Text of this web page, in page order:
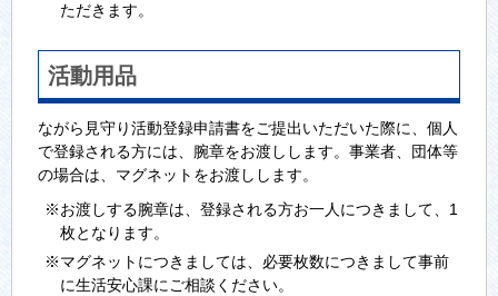
ただきます。
活動用品
ながら見守り活動登録申請書をご提出いただいた際に、個人
で登録される方には、腕章をお渡しします。事業者、団体等
の場合は、マグネットをお渡しします。
※お渡しする腕章は、登録される方お一人につきまして、1
枚となります。
※マグネットにつきましては、必要枚数につきまして事前
に生活安心課にご相談ください。